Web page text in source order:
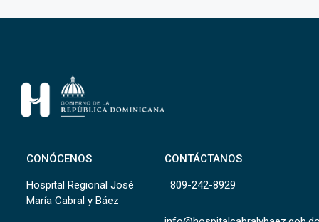
CONÓCENOS
Hospital Regional José
María Cabral y Báez
CONTÁCTANOS
809-242-8929